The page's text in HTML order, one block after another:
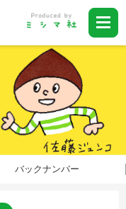
バックナンバー